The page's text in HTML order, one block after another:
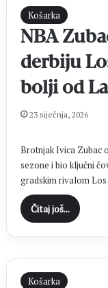
Košarka
NBA
derbiju
bolji od
23 siječnja, 2026
Brotnjak Ivica Zubac
sezone i bio ključni
gradskim rivalom
Čitaj još...
Košarka